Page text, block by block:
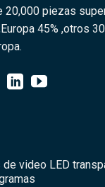
20,000 piezas
45% ,otros
de video LED